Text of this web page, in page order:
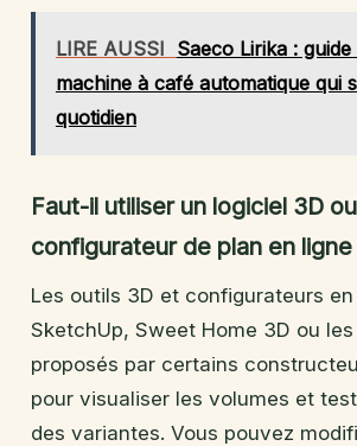
LIRE AUSSI Saeco Lirika :
machine à café automatique qui
quotidien
Faut-il utiliser un logiciel 3D
configurateur de plan en ligne
Les outils 3D et configurateurs
SketchUp, Sweet Home 3D ou
proposés par certains
pour visualiser les volumes et
des variantes. Vous pouvez